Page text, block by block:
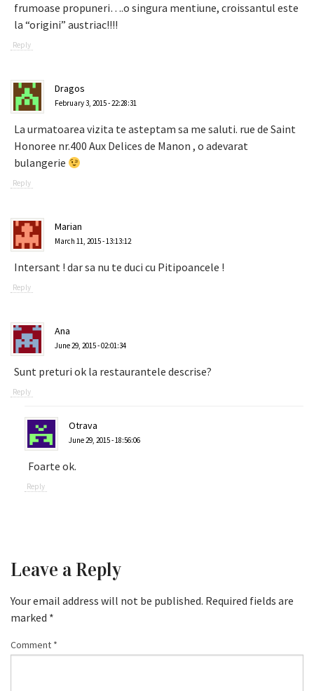
frumoase propuneri….o singura mentiune, croissantul este
la “origini” austriac!!!!
Reply
Dragos
February 3, 2015 - 22:28:31
La urmatoarea vizita te asteptam sa me saluti. rue de Saint
Honoree nr.400 Aux Delices de Manon , o adevarat
bulangerie
Reply
Marian
March 11, 2015 - 13:13:12
Intersant ! dar sa nu te duci cu Pitipoancele !
Reply
Ana
June 29, 2015 - 02:01:34
Sunt preturi ok la restaurantele descrise?
Reply
Otrava
June 29, 2015 - 18:56:06
Foarte ok.
Reply
Leave a Reply
Your email address will not be published. Required fields are
marked *
Comment *